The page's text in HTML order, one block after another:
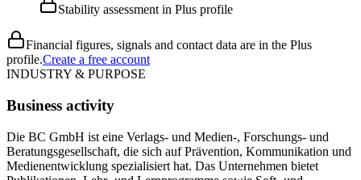
Stability assessment in Plus profile
Financial figures, signals and contact data are in the Plus
profile.Create a free account
INDUSTRY & PURPOSE
Business activity
Die BC GmbH ist eine Verlags- und Medien-, Forschungs- und
Beratungsgesellschaft, die sich auf Prävention, Kommunikation und
Medienentwicklung spezialisiert hat. Das Unternehmen bietet